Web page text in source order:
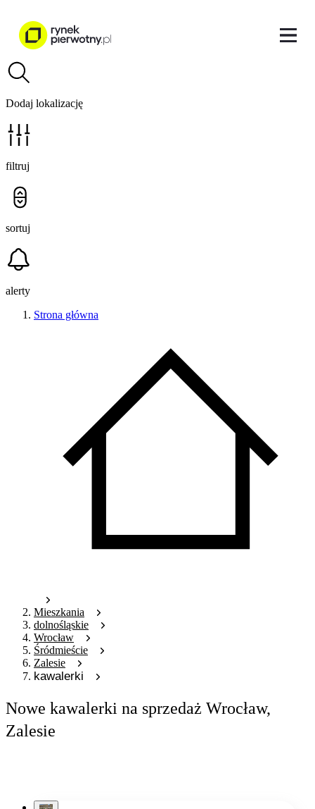
Dodaj lokalizację
filtruj
sortuj
alerty
Strona główna
Mieszkania
dolnośląskie
Wrocław
Śródmieście
Zalesie
kawalerki
Nowe kawalerki na sprzedaż Wrocław,
Zalesie